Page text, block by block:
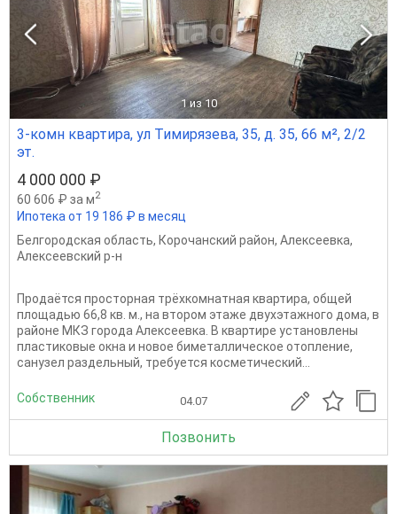
1 из 10
3-комн квартира, ул Тимирязева, 35, д. 35, 66 м², 2/2
эт.
4 000 000 ₽
60 606 ₽ за м2
Ипотека от 19 186 ₽ в месяц
Белгородская область, Корочанский район, Алексеевка,
Алексеевский р-н
Продаётся просторная трёхкомнатная квартира, общей
площадью 66,8 кв. м., на втором этаже двухэтажного дома, в
районе МКЗ города Алексеевка. В квартире установлены
пластиковые окна и новое биметаллическое отопление,
санузел раздельный, требуется косметический...
Собственник 04.07
Позвонить